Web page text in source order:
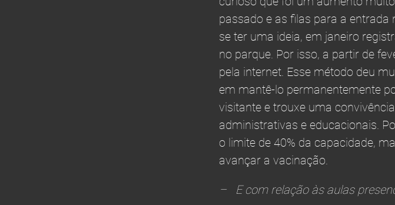
passado e as filas para a entrada
se ter uma ideia, em janeiro
no parque. Por isso, a partir de
pela internet. Esse método deu
em mantê-lo permanentemente
visitante e trouxe uma
administrativas e educacionais.
o limite de 40% da capacidade,
avançar a vacinação.
– E com relação às aulas